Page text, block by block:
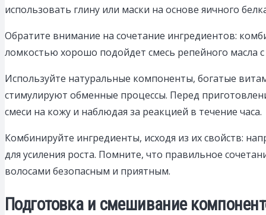
использовать глину или маски на основе яичного
Обратите внимание на сочетание ингредиентов:
ломкостью хорошо подойдет смесь репейного масла
Используйте натуральные компоненты, богатые
стимулируют обменные процессы. Перед
смеси на кожу и наблюдая за реакцией в течение часа.
Комбинируйте ингредиенты, исходя из их свойств:
для усиления роста. Помните, что правильное
волосами безопасным и приятным.
Подготовка и смешивание